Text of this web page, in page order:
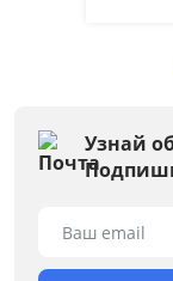
Узнай
Ваш email